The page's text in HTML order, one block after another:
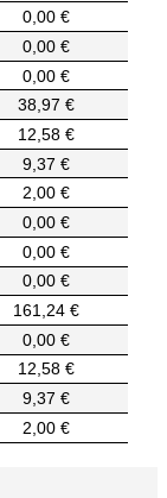
0,00 €
0,00 €
0,00 €
38,97 €
12,58 €
9,37 €
2,00 €
0,00 €
0,00 €
0,00 €
161,24 €
0,00 €
12,58 €
9,37 €
2,00 €